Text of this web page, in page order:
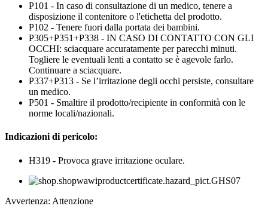
P101 - In caso di consultazione di un medico, tenere a
disposizione il contenitore o l'etichetta del prodotto.
P102 - Tenere fuori dalla portata dei bambini.
P305+P351+P338 - IN CASO DI CONTATTO CON GLI
OCCHI: sciacquare accuratamente per parecchi minuti.
Togliere le eventuali lenti a contatto se è agevole farlo.
Continuare a sciacquare.
P337+P313 - Se l’irritazione degli occhi persiste, consultare
un medico.
P501 - Smaltire il prodotto/recipiente in conformità con le
norme locali/nazionali.
Indicazioni di pericolo:
H319 - Provoca grave irritazione oculare.
Avvertenza: Attenzione